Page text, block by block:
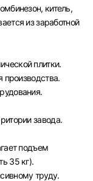
китель,
из заработной
плитки.
производства.
завода.
подъем
35 кг).
труду.